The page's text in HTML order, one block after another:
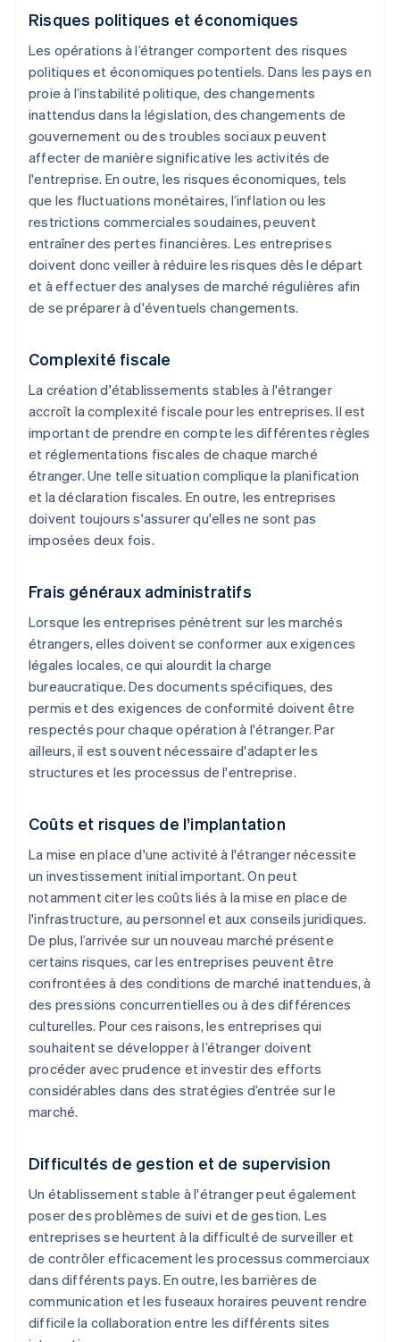
Risques politiques et économiques
Les opérations à l’étranger comportent des risques
politiques et économiques potentiels. Dans les pays en
proie à l’instabilité politique, des changements
inattendus dans la législation, des changements de
gouvernement ou des troubles sociaux peuvent
affecter de manière significative les activités de
l'entreprise. En outre, les risques économiques, tels
que les fluctuations monétaires, l’inflation ou les
restrictions commerciales soudaines, peuvent
entraîner des pertes financières. Les entreprises
doivent donc veiller à réduire les risques dès le départ
et à effectuer des analyses de marché régulières afin
de se préparer à d'éventuels changements.
Complexité fiscale
La création d'établissements stables à l'étranger
accroît la complexité fiscale pour les entreprises. Il est
important de prendre en compte les différentes règles
et réglementations fiscales de chaque marché
étranger. Une telle situation complique la planification
et la déclaration fiscales. En outre, les entreprises
doivent toujours s'assurer qu'elles ne sont pas
imposées deux fois.
Frais généraux administratifs
Lorsque les entreprises pénètrent sur les marchés
étrangers, elles doivent se conformer aux exigences
légales locales, ce qui alourdit la charge
bureaucratique. Des documents spécifiques, des
permis et des exigences de conformité doivent être
respectés pour chaque opération à l'étranger. Par
ailleurs, il est souvent nécessaire d'adapter les
structures et les processus de l'entreprise.
Coûts et risques de l’implantation
La mise en place d'une activité à l'étranger nécessite
un investissement initial important. On peut
notamment citer les coûts liés à la mise en place de
l'infrastructure, au personnel et aux conseils juridiques.
De plus, l’arrivée sur un nouveau marché présente
certains risques, car les entreprises peuvent être
confrontées à des conditions de marché inattendues, à
des pressions concurrentielles ou à des différences
culturelles. Pour ces raisons, les entreprises qui
souhaitent se développer à l’étranger doivent
procéder avec prudence et investir des efforts
considérables dans des stratégies d’entrée sur le
marché.
Difficultés de gestion et de supervision
Un établissement stable à l'étranger peut également
poser des problèmes de suivi et de gestion. Les
entreprises se heurtent à la difficulté de surveiller et
de contrôler efficacement les processus commerciaux
dans différents pays. En outre, les barrières de
communication et les fuseaux horaires peuvent rendre
difficile la collaboration entre les différents sites